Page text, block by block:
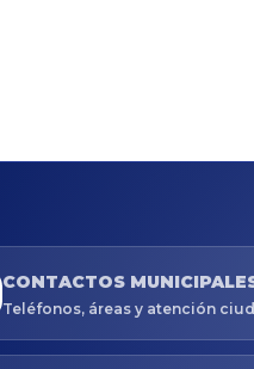
CONTACTOS
Teléfonos, áreas y atención